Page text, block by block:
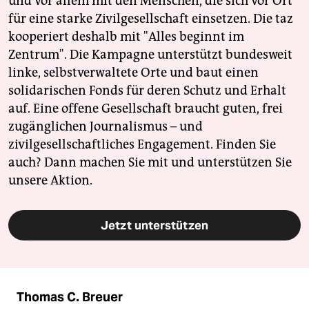
für eine starke Zivilgesellschaft einsetzen. Die taz
kooperiert deshalb mit "Alles beginnt im
Zentrum". Die Kampagne unterstützt bundesweit
linke, selbstverwaltete Orte und baut einen
solidarischen Fonds für deren Schutz und Erhalt
auf. Eine offene Gesellschaft braucht guten, frei
zugänglichen Journalismus – und
zivilgesellschaftliches Engagement. Finden Sie
auch? Dann machen Sie mit und unterstützen Sie
unsere Aktion.
Jetzt unterstützen
Thomas C. Breuer